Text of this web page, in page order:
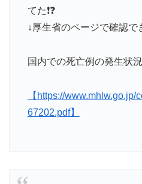
てた❗️❓
↓厚生省のページで確認で
国内での死亡例の発生状
【https://
67202.pdf】